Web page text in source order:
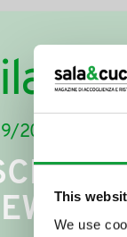
This
We use
2013